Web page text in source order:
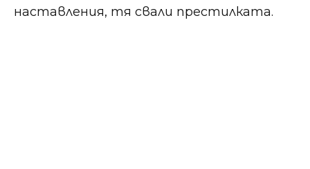
наставления, тя свали престилката.